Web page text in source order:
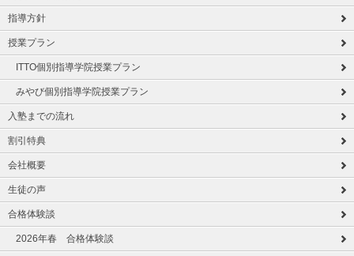
指導方針
授業プラン
ITTO個別指導学院授業プラン
みやび個別指導学院授業プラン
入塾までの流れ
割引特典
会社概要
生徒の声
合格体験談
2026年春 合格体験談